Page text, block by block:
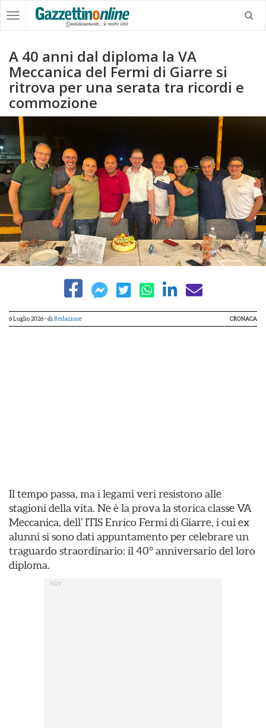
A 40 anni dal diploma la VA
Meccanica del Fermi di Giarre si
ritrova per una serata tra ricordi e
commozione
6 Luglio 2026- di Redazione CRONACA
Il tempo passa, ma i legami veri resistono alle
stagioni della vita. Ne è la prova la storica classe VA
Meccanica, dell’ ITIS Enrico Fermi di Giarre, i cui ex
alunni si sono dati appuntamento per celebrare un
traguardo straordinario: il 40° anniversario del loro
diploma.